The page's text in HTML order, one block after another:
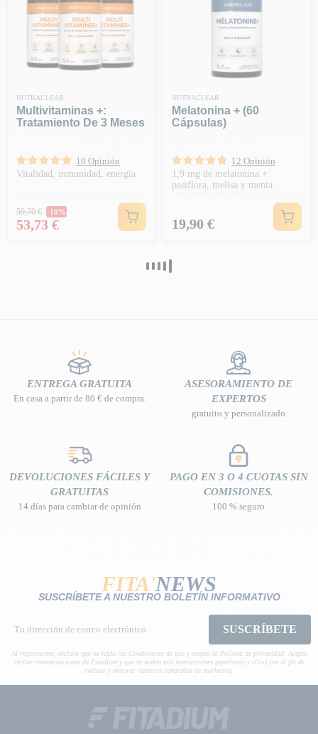
NUTRACLEAR
Multivitaminas +:
Tratamiento De 3 Meses
10 Opinión
Vitalidad, inmunidad, energía
Precio habitual
59,70 € -10%
Precio
53,73 €
NUTRACLEAR
Melatonina + (60
Cápsulas)
12 Opinión
1,9 mg de melatonina +
pasiflora, melisa y menta
Precio
19,90 €
ENTREGA GRATUITA
En casa a partir de 80 € de compra.
ASESORAMIENTO DE
EXPERTOS
gratuito y personalizado
DEVOLUCIONES FÁCILES Y
GRATUITAS
14 días para cambiar de opinión
PAGO EN 3 O 4 CUOTAS SIN
COMISIONES.
100 % seguro
FITA'NEWS
SUSCRÍBETE A NUESTRO BOLETÍN INFORMATIVO
SUSCRÍBETE
Al registrarme, declaro que he leído las Condiciones de uso y acepto la Política de privacidad. Acepto
recibir comunicaciones de Fitadium y que se miden mis interacciones (aperturas y clics) con el fin de
evaluar y mejorar nuestras campañas de marketing.